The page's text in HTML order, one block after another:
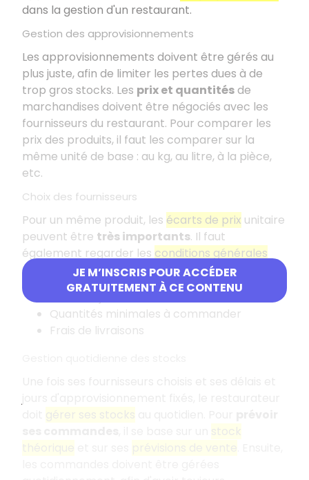
JE M’INSCRIS POUR ACCÉDER
GRATUITEMENT À CE CONTENU
dans la gestion d'un restaurant.
Gestion des approvisionnements
Les approvisionnements doivent être gérés au
plus juste, afin de limiter les pertes dues à de
trop gros stocks. Les prix et quantitésde
marchandises doivent être négociés avec les
fournisseurs du restaurant. Pour comparer les
prix des produits, il faut les comparer sur la
même unité de base : au kg, au litre, à la pièce,
etc.
Choix des fournisseurs
Pour un même produit, les écarts de prix unitaire
peuvent être très importants. Il faut
également regarder les conditions générales
avant de choisir son fournisseur :
Quantités minimales à commander
Frais de livraisons